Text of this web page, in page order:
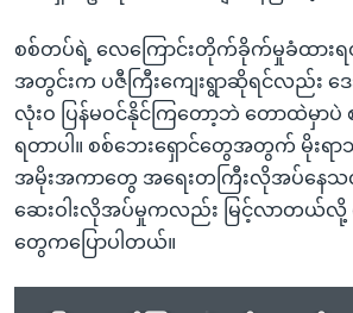
စစ်တပ်ရဲ့ လေကြောင်းတိုက်ခိုက်မှုခံထာ
အတွင်းက ပဇီကြီးကျေးရွာဆိုရင်လည်း
လုံးဝ ပြန်မဝင်နိုင်ကြတော့ဘဲ တောထဲမှာပဲ
ရတာပါ။ စစ်ဘေးရှောင်တွေအတွက် မိုးရာ
အမိုးအကာတွေ အရေးတကြီးလိုအပ်နေသလို
ဆေးဝါးလိုအပ်မှုကလည်း မြင့်လာတယ်
တွေကပြောပါတယ်။